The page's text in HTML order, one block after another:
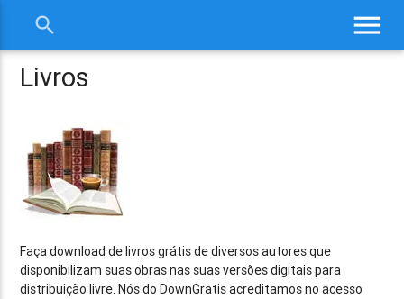
menu
search
Livros
Faça download de livros grátis de diversos autores que
disponibilizam suas obras nas suas versões digitais para
distribuição livre. Nós do DownGratis acreditamos no acesso